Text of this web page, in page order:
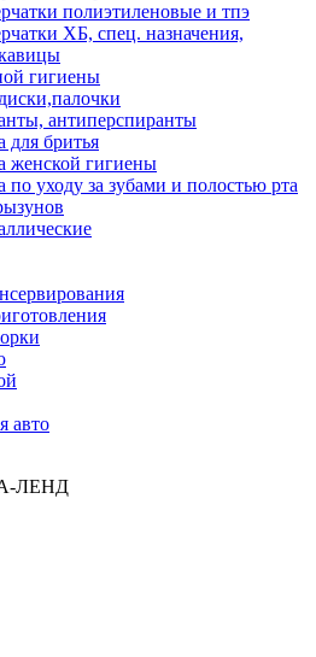
полиэтиленовые и тпэ
ХБ, спец. назначения,
гигиены
антиперспиранты
для бритья
женской гигиены
по уходу за зубами и полостью рта
авто
ЛЕНД